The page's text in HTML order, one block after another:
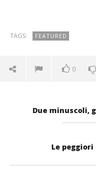
TAGS: FEATURED
0
Due minuscoli,
Le